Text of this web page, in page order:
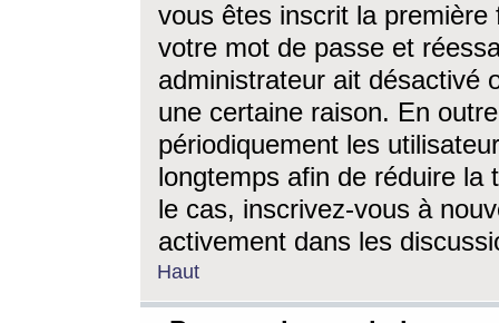
vous êtes inscrit la première
votre mot de passe et
administrateur ait désactivé
une certaine raison. En
périodiquement les
longtemps afin de réduire la
le cas, inscrivez-vous à
activement dans les
Haut